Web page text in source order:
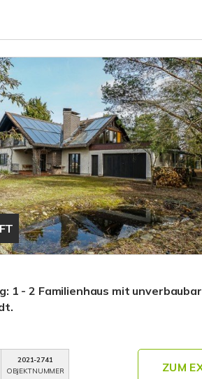
1 - 2 Familienhaus mit
2021-2741
OBJEKTNUMMER
ZUM